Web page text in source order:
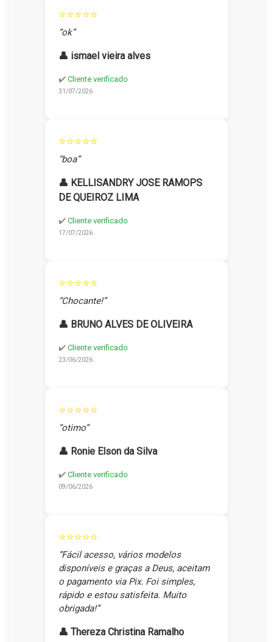
⭐⭐⭐⭐⭐
“ok”
👤 ismael vieira alves
✔️ Cliente verificado
31/07/2026
⭐⭐⭐⭐⭐
“boa”
👤 KELLISANDRY JOSE RAMOPS
DE QUEIROZ LIMA
✔️ Cliente verificado
17/07/2026
⭐⭐⭐⭐⭐
“Chocante!”
👤 BRUNO ALVES DE OLIVEIRA
✔️ Cliente verificado
23/06/2026
⭐⭐⭐⭐⭐
“otimo”
👤 Ronie Elson da Silva
✔️ Cliente verificado
09/06/2026
⭐⭐⭐⭐⭐
“Fácil acesso, vários modelos
disponíveis e graças a Deus, aceitam
o pagamento via Pix. Foi simples,
rápido e estou satisfeita. Muito
obrigada!”
👤 Thereza Christina Ramalho